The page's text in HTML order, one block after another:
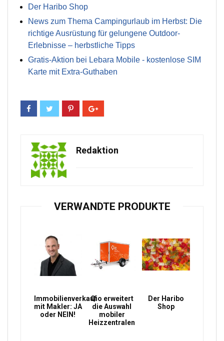
Der Haribo Shop
News zum Thema Campingurlaub im Herbst: Die
richtige Ausrüstung für gelungene Outdoor-
Erlebnisse – herbstliche Tipps
Gratis-Aktion bei Lebara Mobile - kostenlose SIM
Karte mit Extra-Guthaben
Redaktion
VERWANDTE PRODUKTE
Immobilienverkauf
mit Makler: JA
oder NEIN!
Qio erweitert
die Auswahl
mobiler
Heizzentralen
Der Haribo
Shop